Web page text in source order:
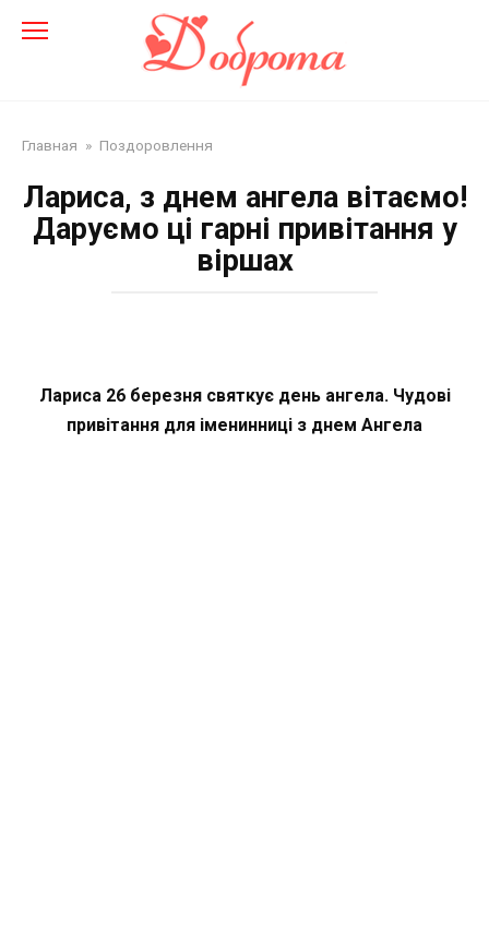
Главная » Поздоровлення
Лариса, з днем ангела вітаємо!
Даруємо ці гарні привітання у
віршах
Лариса 26 березня святкує день ангела. Чудові
привітання для іменинниці з днем Ангела